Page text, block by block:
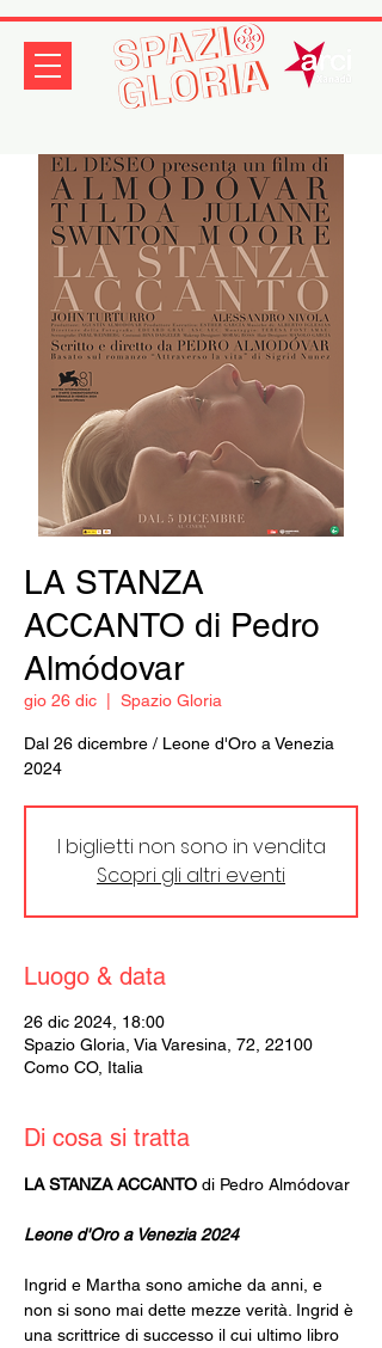
LA STANZA
ACCANTO di Pedro
Almódovar
gio 26 dic Spazio Gloria
Dal 26 dicembre / Leone d'Oro a Venezia
2024
I biglietti non sono in vendita
Scopri gli altri eventi
Luogo & data
26 dic 2024, 18:00
Spazio Gloria, Via Varesina, 72, 22100
Como CO, Italia
Di cosa si tratta
LA STANZA ACCANTO di Pedro Almódovar
Leone d'Oro a Venezia 2024
Ingrid e Martha sono amiche da anni, e
non si sono mai dette mezze verità. Ingrid è
una scrittrice di successo il cui ultimo libro